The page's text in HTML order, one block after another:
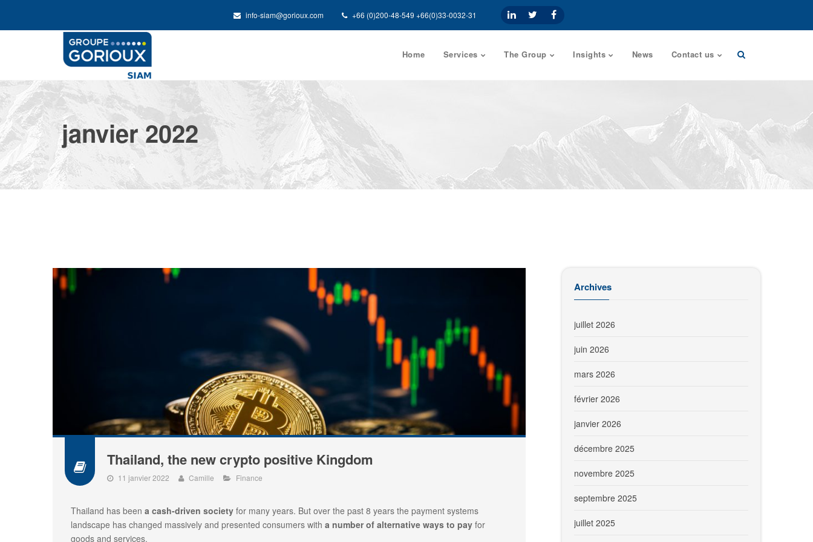
info-siam@gorioux.com +66 (0)200-48-549 +66(0)33-0032-31
Home Services The Group Insights News Contact us
janvier 2022
Thailand, the new crypto positive Kingdom
11 janvier 2022 Camille Finance
Thailand has been a cash-driven society for many years. But over the past 8 years the payment systems
landscape has changed massively and presented consumers with a number of alternative ways to pay for
goods and services.
Archives
juillet 2026
juin 2026
mars 2026
février 2026
janvier 2026
décembre 2025
novembre 2025
septembre 2025
juillet 2025